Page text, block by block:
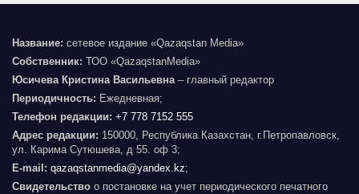
Название: сетевое издание «Qazaqstan Media»
Собственник: ТОО «QazaqstanMedia»
Юсичева Кристина Васильевна– главный редактор
Периодичность: Ежедневная;
Телефон редакции: +7 778 7152 555
Адрес редакции: 150000, Республика Казахстан, г.Петропавловск,
ул. Карима Сутюшева, д 55. оф 3;
E-mail: qazaqstanmedia@yandex.kz;
Свидетельство о постановке на учет периодического печатного